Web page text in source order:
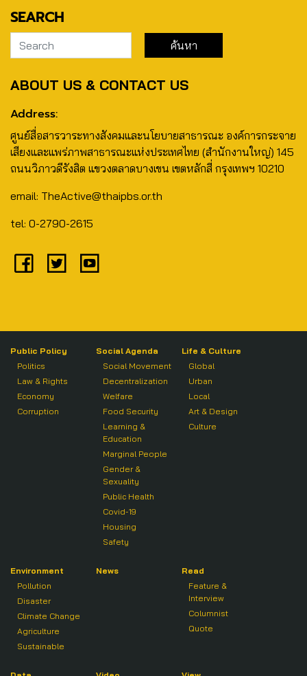
SEARCH
ABOUT US & CONTACT US
Address:
ศูนย์สื่อสารวาระทางสังคมและนโยบายสาธารณะ องค์การกระจาย
เสียงและแพร่ภาพสาธารณะแห่งประเทศไทย (สำนักงานใหญ่) 145
ถนนวิภาวดีรังสิต แขวงตลาดบางเขน เขตหลักสี่ กรุงเทพฯ 10210
email: TheActive@thaipbs.or.th
tel: 0-2790-2615
Public Policy
Politics
Law & Rights
Economy
Corruption
Social Agenda
Social Movement
Decentralization
Welfare
Food Security
Learning &
Education
Marginal People
Gender &
Sexuality
Public Health
Covid-19
Housing
Safety
Life & Culture
Global
Urban
Local
Art & Design
Culture
Environment
Pollution
Disaster
Climate Change
Agriculture
Sustainable
News
Read
Feature &
Interview
Columnist
Quote